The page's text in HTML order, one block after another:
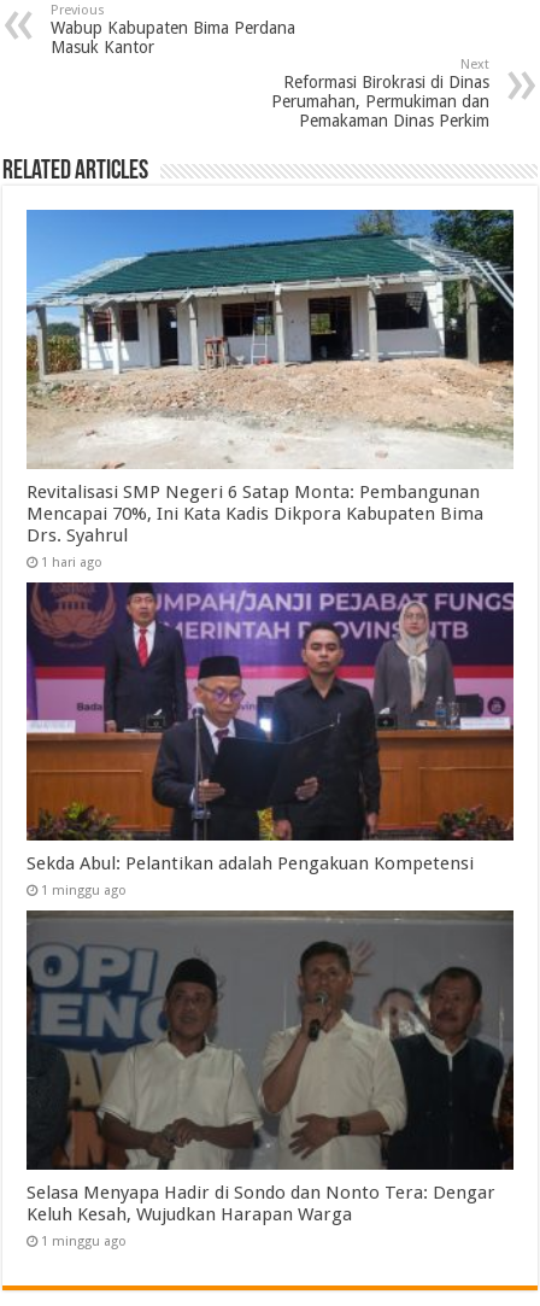
Previous
Wabup Kabupaten Bima Perdana
Masuk Kantor
Next
Reformasi Birokrasi di Dinas
Perumahan, Permukiman dan
Pemakaman Dinas Perkim
Related Articles
Revitalisasi SMP Negeri 6 Satap Monta: Pembangunan
Mencapai 70%, Ini Kata Kadis Dikpora Kabupaten Bima
Drs. Syahrul
1 hari ago
Sekda Abul: Pelantikan adalah Pengakuan Kompetensi
1 minggu ago
Selasa Menyapa Hadir di Sondo dan Nonto Tera: Dengar
Keluh Kesah, Wujudkan Harapan Warga
1 minggu ago